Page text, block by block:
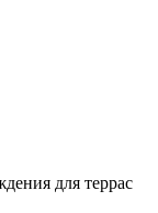
для террас